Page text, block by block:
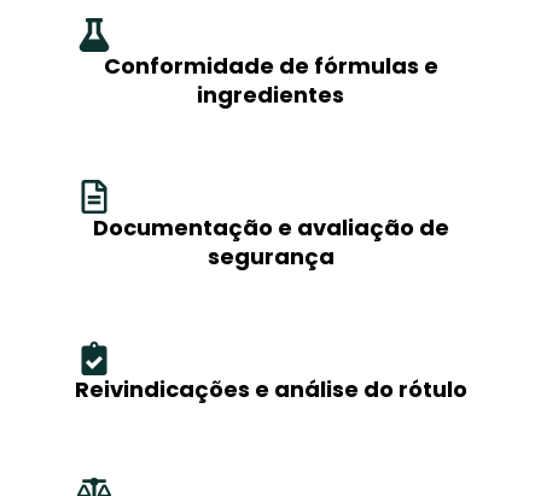
Conformidade de fórmulas e
ingredientes
Documentação e avaliação de
segurança
Reivindicações e análise do rótulo